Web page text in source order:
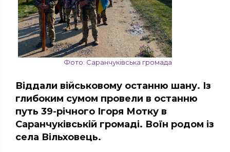
Фото: Саранчуківська громада
Віддали військовому останню шану. Із
глибоким сумом провели в останню
путь 39-річного Ігоря Мотку в
Саранчуківській громаді. Воїн родом із
села Вільховець.